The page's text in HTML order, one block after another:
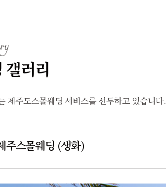
갤러리
제주도스몰웨딩 서비스를 선두하고 있습니다.
주스몰웨딩 (생화)